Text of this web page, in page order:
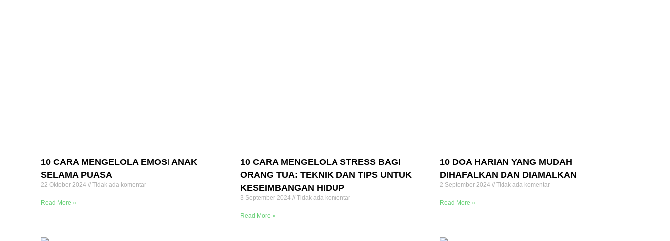
10 CARA MENGELOLA EMOSI ANAK
SELAMA PUASA
22 Oktober 2024 Tidak ada komentar
Read More »
10 CARA MENGELOLA STRESS BAGI
ORANG TUA: TEKNIK DAN TIPS UNTUK
KESEIMBANGAN HIDUP
3 September 2024 Tidak ada komentar
Read More »
10 DOA HARIAN YANG MUDAH
DIHAFALKAN DAN DIAMALKAN
2 September 2024 Tidak ada komentar
Read More »